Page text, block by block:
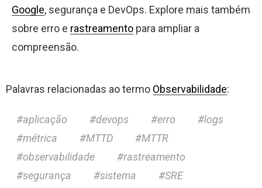
Google, segurança e DevOps. Explore mais também
sobre erro e rastreamento para ampliar a
compreensão.
Palavras relacionadas ao termo Observabilidade:
aplicação devops erro
logs
métrica
MTTD
MTTR
observabilidade
rastreamento
segurança
sistema SRE